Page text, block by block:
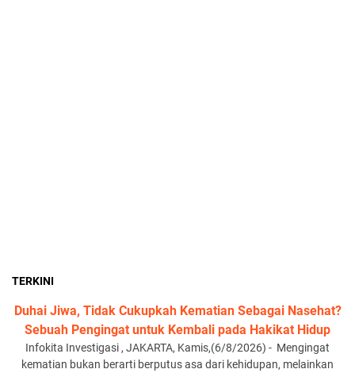
TERKINI
Duhai Jiwa, Tidak Cukupkah Kematian Sebagai Nasehat?
Sebuah Pengingat untuk Kembali pada Hakikat Hidup
Infokita Investigasi , JAKARTA, Kamis,(6/8/2026) - Mengingat
kematian bukan berarti berputus asa dari kehidupan, melainkan